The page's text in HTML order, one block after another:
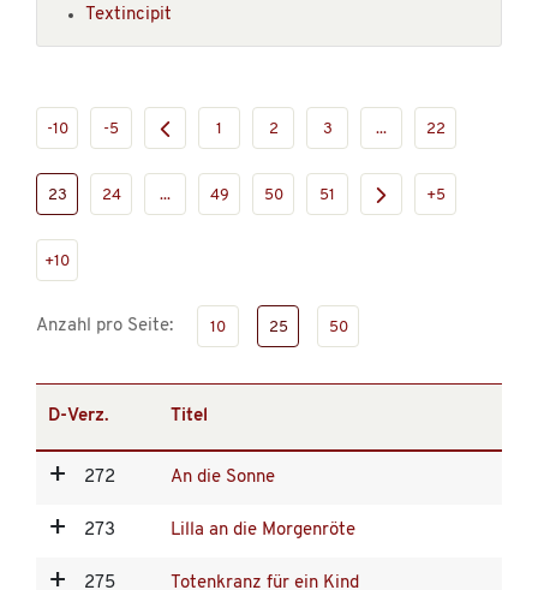
Textincipit
-10 -5 1 2 3 ... 22
23 24 ... 49 50 51 +5
+10
Anzahl pro Seite: 10 25 50
D-Verz. Titel
272 An die Sonne
273 Lilla an die Morgenröte
275 Totenkranz für ein Kind